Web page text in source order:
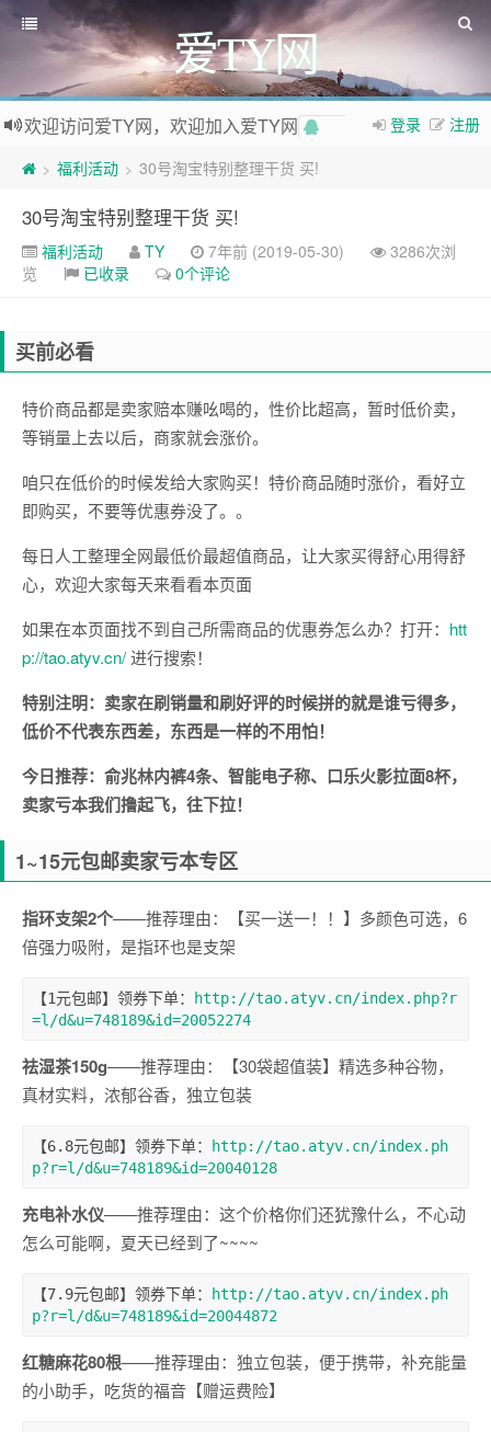
爱TY网
登录 注册
欢迎访问爱TY网，欢迎加入爱TY网
> 福利活动 > 30号淘宝特别整理干货 买!
30号淘宝特别整理干货 买!
福利活动 TY 7年前 (2019-05-30)
3286次浏
览
已收录 0个评论
买前必看
特价商品都是卖家赔本赚吆喝的，性价比超高，暂时低价卖，
等销量上去以后，商家就会涨价。
咱只在低价的时候发给大家购买！特价商品随时涨价，看好立
即购买，不要等优惠券没了。。
每日人工整理全网最低价最超值商品，让大家买得舒心用得舒
心，欢迎大家每天来看看本页面
如果在本页面找不到自己所需商品的优惠券怎么办？打开： htt
p://tao.atyv.cn/进行搜索！
特别注明：卖家在刷销量和刷好评的时候拼的就是谁亏得多，
低价不代表东西差，东西是一样的不用怕！
今日推荐：俞兆林内裤4条、智能电子称、口乐火影拉面8杯，
卖家亏本我们撸起飞，往下拉！
1~15元包邮卖家亏本专区
指环支架2个——推荐理由：【买一送一！！】多颜色可选，6
倍强力吸附，是指环也是支架
【1元包邮】领券下单：
http://tao.atyv.cn/index.php?r
=l/d&u=748189&id=20052274
祛湿茶150g——推荐理由：【30袋超值装】精选多种谷物，
真材实料，浓郁谷香，独立包装
【6.8元包邮】领券下单：
http://tao.atyv.cn/index.ph
p?r=l/d&u=748189&id=20040128
充电补水仪——推荐理由：这个价格你们还犹豫什么，不心动
怎么可能啊，夏天已经到了~~~~
【7.9元包邮】领券下单：
http://tao.atyv.cn/index.ph
p?r=l/d&u=748189&id=20044872
红糖麻花80根——推荐理由：独立包装，便于携带，补充能量
的小助手，吃货的福音【赠运费险】